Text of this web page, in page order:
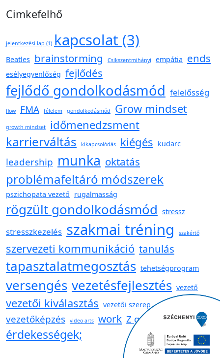
Cimkefelhő
jelentkezési lap (1) kapcsolat (3)
Beatles brainstorming Csikszentmihányi empátia ends
esélyegyenlőség fejlődés
fejlődő gondolkodásmód felelősség
flow FMA félelem gondolkodásmód Grow mindset
growth mindset időmenedzsment
karrierváltás kikapcsolódás kiégés kudarc
leadership munka oktatás
problémafeltáró módszerek
pszichopata vezető rugalmasság
rögzült gondolkodásmód stressz
stresszkezelés szakmai tréning szakértő
szervezeti kommunikáció tanulás
tapasztalatmegosztás tehetségprogram
versengés vezetésfejlesztés vezető
vezetői kiválasztás vezetői szerep
vezetőképzés video arts work Z generáció
érdekességek;